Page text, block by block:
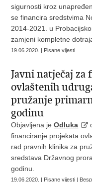
sigurnosti kroz
se financira sredstvima
2014-2021. u
zamjeni kompletne
19.06.2020. | Pisane vijesti
Javni natječaj
ovlaštenih
pružanje
godinu
Objavljena jeOdluka
financiranje projekata
rad pravnih klinika za
sredstava Državnog
godinu.
19.06.2020. | Pisane vijesti |